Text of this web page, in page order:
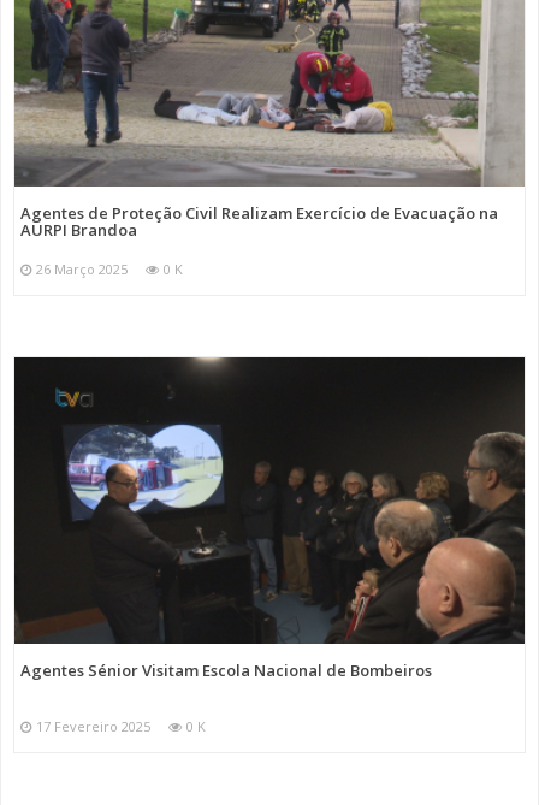
Agentes de Proteção Civil Realizam Exercício de Evacuação na
AURPI Brandoa
26 Março 2025 0 K
Agentes Sénior Visitam Escola Nacional de Bombeiros
17 Fevereiro 2025 0 K